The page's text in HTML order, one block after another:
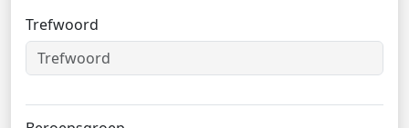
Trefwoord